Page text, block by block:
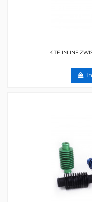
KITE INLINE